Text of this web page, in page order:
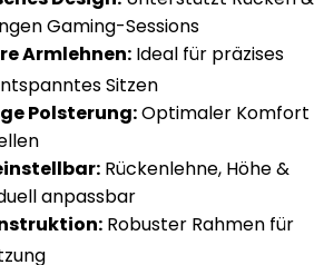
Gaming-Sessions
Armlehnen: Ideal für präzises
Sitzen
Polsterung:Optimaler Komfort
Rückenlehne, Höhe &
anpassbar
Robuster Rahmen für